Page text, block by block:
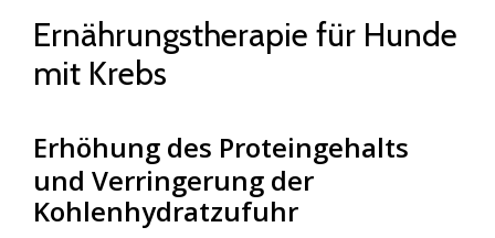
Ernährungstherapie für Hunde
mit Krebs
Erhöhung des Proteingehalts
und Verringerung der
Kohlenhydratzufuhr